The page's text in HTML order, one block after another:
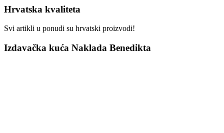
Hrvatska kvaliteta
Svi artikli u ponudi su hrvatski proizvodi!
Izdavačka kuća Naklada Benedikta